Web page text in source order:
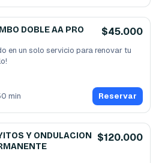
DOBLE AA PRO $45.000
en un solo servicio para renovar tu
min Reservar
Y ONDULACION
$120.000